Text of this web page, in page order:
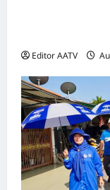
Editor AATV